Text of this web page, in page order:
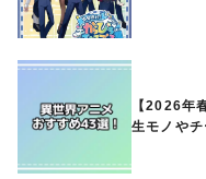
【2026年
生モノや